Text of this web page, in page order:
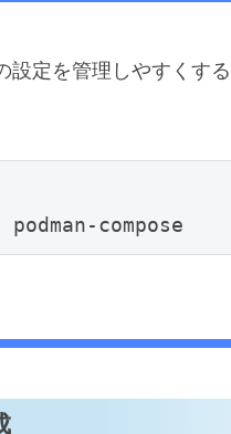
設定を管理しやすくす